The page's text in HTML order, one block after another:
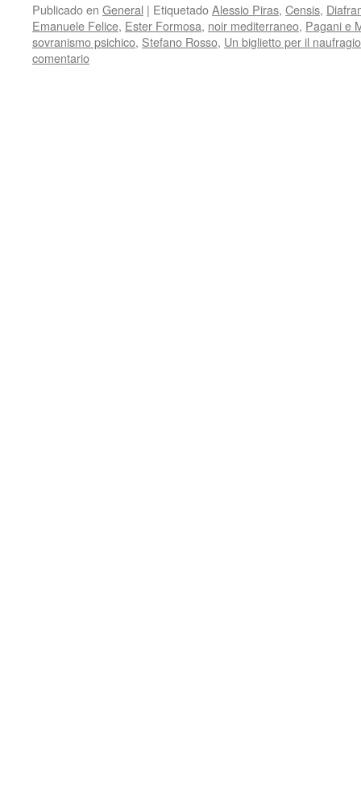
Publicado en General | EtiquetadoAlessio Piras, Censis,
Emanuele Felice, Ester Formosa, noir mediterraneo, Pagani e
sovranismo psichico, Stefano Rosso, Un biglietto per il naufragio
comentario